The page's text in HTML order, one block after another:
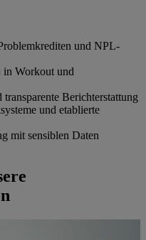
und NPL-
in Workout und
Berichterstattung
und etablierte
mit sensiblen Daten